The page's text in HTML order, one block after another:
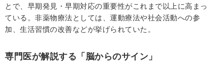
とで、早期発見・早期対応の重要性がこれまで以上に高まっ
ている。非薬物療法としては、運動療法や社会活動への参
加、生活習慣の改善などが挙げられていた。
専門医が解説する「脳からのサイン」